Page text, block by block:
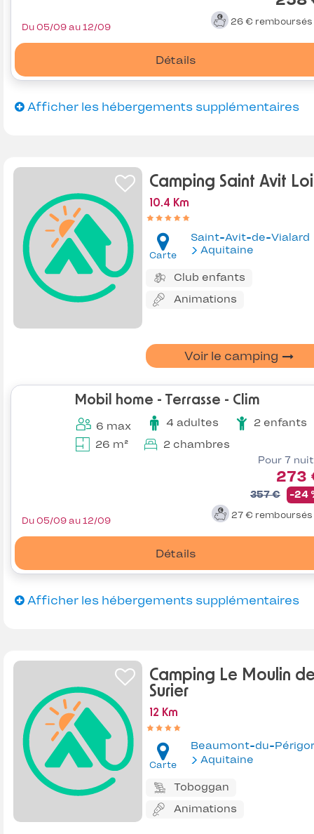
26 € remboursés
Détails
Du 05/09 au 12/09
Afficher les hébergements supplémentaires
Camping Saint Avit
10.4 Km
Carte
Saint-Avit-de-Vialard
Aquitaine
Club enfants
Animations
Voir le camping
Mobil home - Terrasse - Clim
6 max 4 adultes
2 enfants
26 m²
2 chambres
Pour 7
273
357 € -24
27 € remboursés
Détails
Du 05/09 au 12/09
Afficher les hébergements supplémentaires
Camping Le Moulin
Surier
12 Km
Carte
Beaumont-du-
Aquitaine
Toboggan
Animations